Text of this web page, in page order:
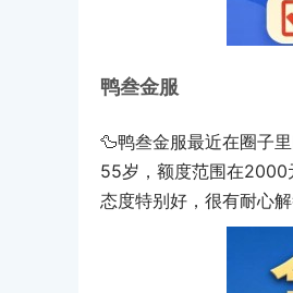
鸭叁金服
🦆鸭叁金服最近在圈子
55岁，额度范围在2000
态度特别好，很有耐心